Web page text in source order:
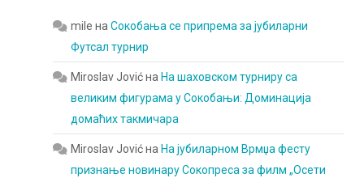
mile наСокобања се припрема за јубиларни
Футсал турнир
Miroslav Jovićна На шаховском турниру са
великим фигурама у Сокобањи: Доминација
домаћих такмичара
Miroslav Jovićна На јубиларном Врмџа фесту
признање новинару Сокопреса за филм „Осети